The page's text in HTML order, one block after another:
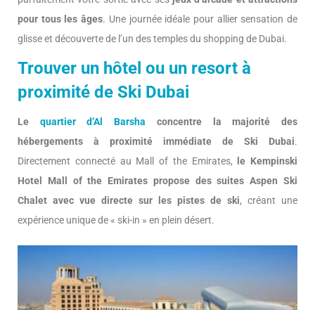
pour tous les âges. Une journée idéale pour allier sensation de
glisse et découverte de l’un des temples du shopping de Dubai.
Trouver un hôtel ou un resort à
proximité de Ski Dubai
Le quartier d’Al Barsha concentre la majorité des
hébergements à proximité immédiate de Ski Dubai.
Directement connecté au Mall of the Emirates,
le Kempinski
Hotel Mall of the Emirates propose des suites Aspen Ski
Chalet avec vue directe sur les pistes de ski, créant une
expérience unique de « ski-in » en plein désert.